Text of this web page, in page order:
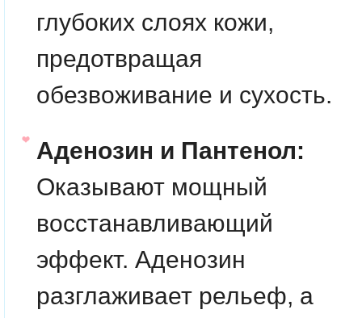
глубоких слоях кожи,
предотвращая
обезвоживание и сухость.
Аденозин и Пантенол:
Оказывают мощный
восстанавливающий
эффект. Аденозин
разглаживает рельеф, а